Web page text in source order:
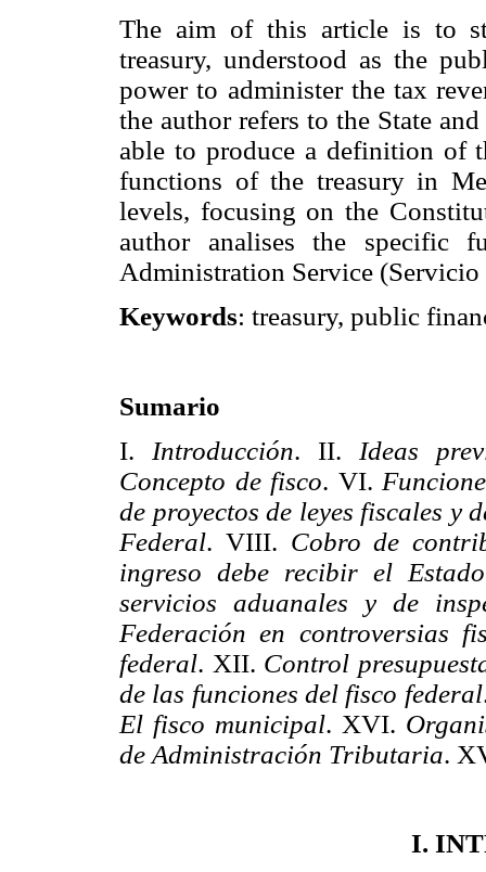
The aim of this article is to
treasury, understood as the
power to administer the tax
the author refers to the State
able to produce a definition of
functions of the treasury in
levels, focusing on the
author analises the specific
Administration Service
Keywords: treasury, public
Sumario
I. Introducción. II. Ideas
Concepto de fisco. VI.
de proyectos de leyes fiscales y
Federal. VIII. Cobro de
ingreso debe recibir el Estado
servicios aduanales y de
Federación en controversias
federal. XII. Control
de las funciones del fisco federal
El fisco municipal. XVI.
de Administración Tributaria.
I.